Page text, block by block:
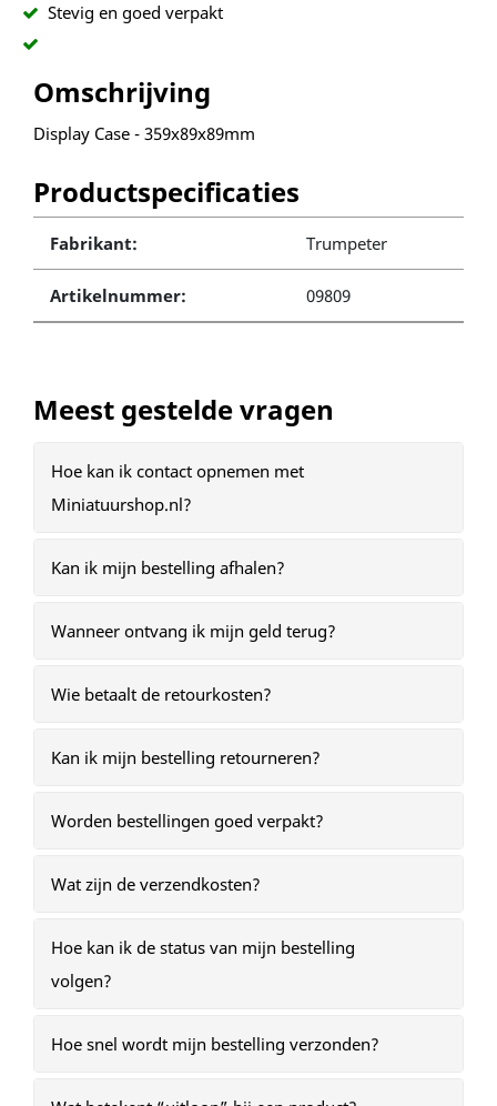
Stevig en goed verpakt
Omschrijving
Display Case - 359x89x89mm
Productspecificaties
Fabrikant: Trumpeter
Artikelnummer: 09809
Meest gestelde vragen
Hoe kan ik contact opnemen met
Miniatuurshop.nl?
Kan ik mijn bestelling afhalen?
Wanneer ontvang ik mijn geld terug?
Wie betaalt de retourkosten?
Kan ik mijn bestelling retourneren?
Worden bestellingen goed verpakt?
Wat zijn de verzendkosten?
Hoe kan ik de status van mijn bestelling
volgen?
Hoe snel wordt mijn bestelling verzonden?